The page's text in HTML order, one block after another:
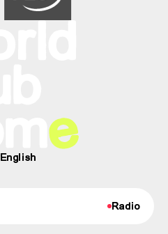
English
Radio